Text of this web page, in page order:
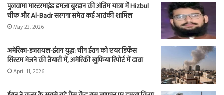
पुलवामा मास्टरमाइंड हमजा बुरहान की अंतिम यात्रा में Hizbul
चीफ और Al-Badr सरगना समेत कई आतंकी शामिल
May 23, 2026
अमेरिका-इजरायल-ईरान युद्ध: चीन ईरान को एयर डिफेंस
सिस्टम भेजने की तैयारी में, अमेरिकी खुफिया रिपोर्ट में दावा
April 11, 2026